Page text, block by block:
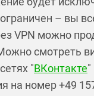
– вы
VPN можно
смотреть
"ВКонтакте"
на номер +49